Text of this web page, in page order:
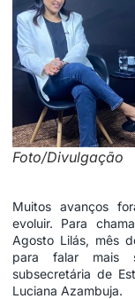
Foto/Divulgação
Muitos avanços
evoluir. Para
Agosto Lilás, mês
para falar mais
subsecretária de
Luciana Azambuja.